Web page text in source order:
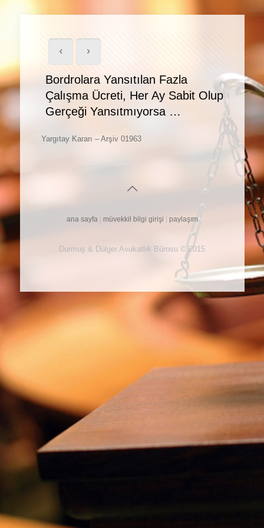
Bordrolara Yansıtılan Fazla
Çalışma Ücreti, Her Ay Sabit Olup
Gerçeği Yansıtmıyorsa …
Yargıtay Kararı – Arşiv 01963
ana sayfa| müvekkil bilgi girişi paylaşım
Durmuş & Dülger Avukatlık Bürosu © 2015